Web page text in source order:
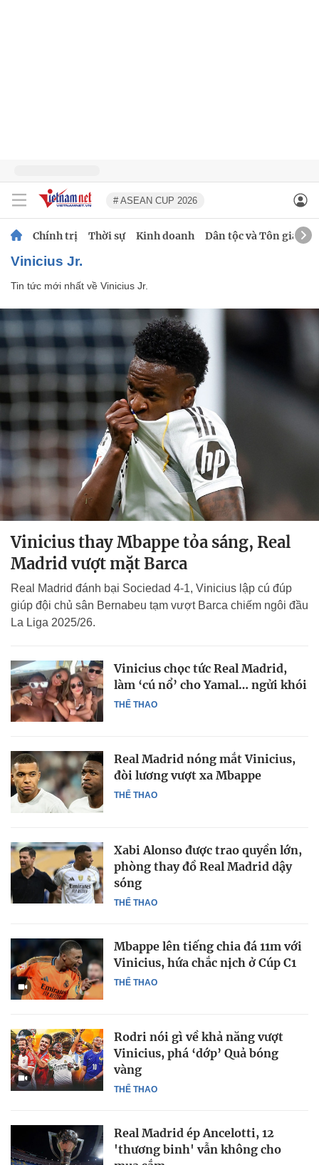
# ASEAN CUP 2026
Chính trị Thời sự Kinh doanh Dân tộc và Tôn giáo
Vinicius Jr.
Tin tức mới nhất về Vinicius Jr.
Vinicius thay Mbappe tỏa sáng, Real
Madrid vượt mặt Barca
Real Madrid đánh bại Sociedad 4-1, Vinicius lập cú đúp
giúp đội chủ sân Bernabeu tạm vượt Barca chiếm ngôi đầu
La Liga 2025/26.
THỂ THAO
Vinicius chọc tức Real Madrid,
làm ‘cú nổ’ cho Yamal… ngửi khói
THỂ THAO
Real Madrid nóng mắt Vinicius,
đòi lương vượt xa Mbappe
THỂ THAO
Xabi Alonso được trao quyền lớn,
phòng thay đồ Real Madrid dậy
sóng
THỂ THAO
Mbappe lên tiếng chia đá 11m với
Vinicius, hứa chắc nịch ở Cúp C1
THỂ THAO
Rodri nói gì về khả năng vượt
Vinicius, phá ‘dớp’ Quả bóng
vàng
Real Madrid ép Ancelotti, 12
'thương binh' vẫn không cho